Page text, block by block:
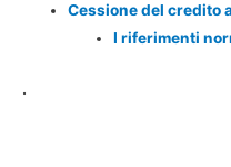
Cessione del credito
I riferimenti
.